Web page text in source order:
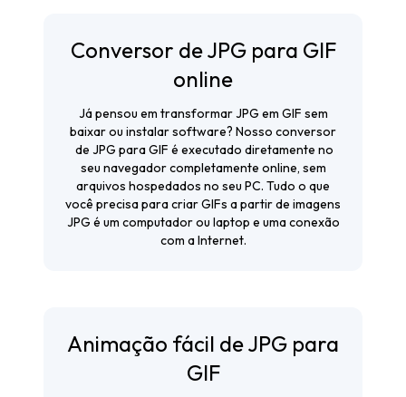
Conversor de JPG para GIF
online
Já pensou em transformar JPG em GIF sem
baixar ou instalar software? Nosso conversor
de JPG para GIF é executado diretamente no
seu navegador completamente online, sem
arquivos hospedados no seu PC. Tudo o que
você precisa para criar GIFs a partir de imagens
JPG é um computador ou laptop e uma conexão
com a Internet.
Animação fácil de JPG para
GIF